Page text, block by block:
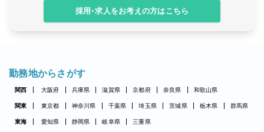
採用・求人をお考えの方はこちら
勤務地からさがす
関西 大阪府 兵庫県 滋賀県 京都府 奈良県 和歌山県
関東 東京都 神奈川県 千葉県 埼玉県 茨城県 栃木県 群馬県
東海 愛知県 静岡県 岐阜県 三重県